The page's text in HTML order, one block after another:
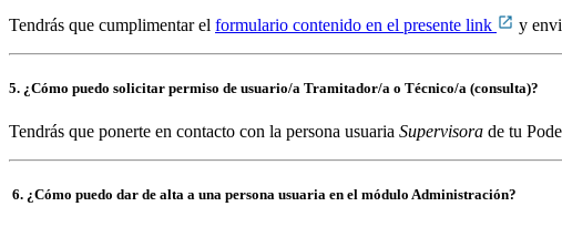
Tendrás que cumplimentar el formulario contenido en el presente link y
5. ¿Cómo puedo solicitar permiso de usuario/a Tramitador/a o Técnico/a (consulta)?
Tendrás que ponerte en contacto con la persona usuaria Supervisora de tu
6. ¿Cómo puedo dar de alta a una persona usuaria en el módulo Administración?